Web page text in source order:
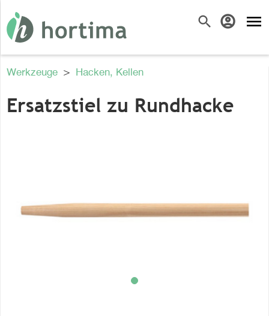
search account_circle menu
Werkzeuge > Hacken, Kellen
Ersatzstiel zu Rundhacke